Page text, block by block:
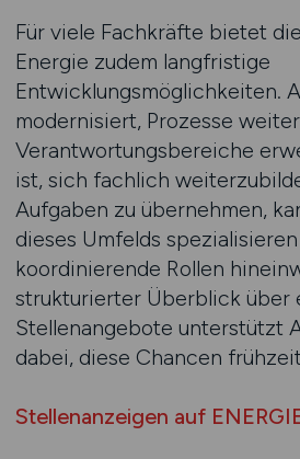
Für viele Fachkräfte bietet
Energie zudem langfristige
Entwicklungsmöglichkeiten.
modernisiert, Prozesse
Verantwortungsbereiche
ist, sich fachlich
Aufgaben zu übernehmen,
dieses Umfelds
koordinierende Rollen
strukturierter Überblick über
Stellenangebote unterstützt
dabei, diese Chancen
Stellenanzeigen auf